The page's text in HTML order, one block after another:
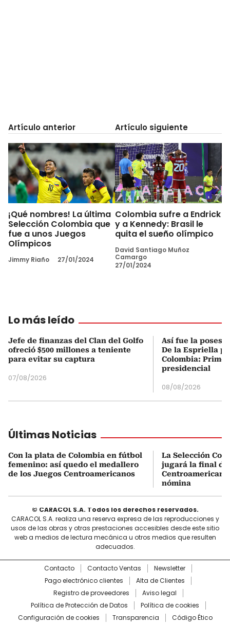
Artículo anterior
¡Qué nombres! La última
Selección Colombia que
fue a unos Juegos
Olímpicos
Jimmy Riaño 27/01/2024
Artículo siguiente
Colombia sufre a Endrick
y a Kennedy: Brasil le
quita el sueño olímpico
David Santiago Muñoz
Camargo
27/01/2024
Lo más leído
Jefe de finanzas del Clan del Golfo
ofreció $500 millones a teniente
para evitar su captura
07/08/2026
Así fue la
De la Espriella
Colombia:
presidencial
08/08/2026
Últimas Noticias
Con la plata de Colombia en fútbol
femenino: así quedo el medallero
de los Juegos Centroamericanos
La Selección
jugará la final de
nómina
© CARACOL S.A. Todos los derechos reservados.
CARACOL S.A. realiza una reserva expresa de las reproducciones y
usos de las obras y otras prestaciones accesibles desde este sitio
web a medios de lectura mecánica u otros medios que resulten
adecuados.
Contacto Contacto Ventas
Newsletter
Pago electrónico clientes
Alta de Clientes
Registro de proveedores
Aviso legal
Política de Protección de Datos
Política de cookies
Configuración de cookies
Transparencia Código Ético